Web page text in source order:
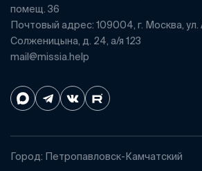
помещ. 36
Почтовый адрес: 109004, г. Москва, ул.
Солженицына, д. 24, а/я 123
mail@missia.help
Город: Петропавловск-Камчатский